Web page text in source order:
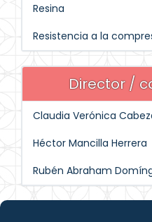
Resina
Resistencia a la
Director /
Claudia Verónica
Héctor Mancilla Herrera
Rubén Abraham